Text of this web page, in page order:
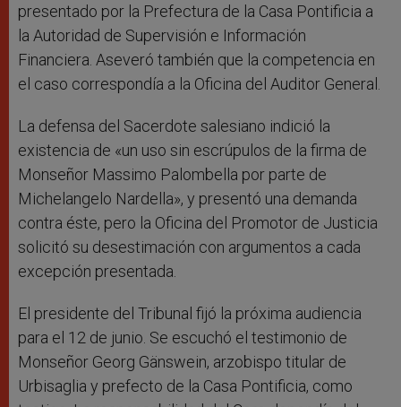
presentado por la Prefectura de la Casa Pontificia a
la Autoridad de Supervisión e Información
Financiera. Aseveró también que la competencia en
el caso correspondía a la Oficina del Auditor General.
La defensa del Sacerdote salesiano indició la
existencia de «un uso sin escrúpulos de la firma de
Monseñor Massimo Palombella por parte de
Michelangelo Nardella», y presentó una demanda
contra éste, pero la Oficina del Promotor de Justicia
solicitó su desestimación con argumentos a cada
excepción presentada.
El presidente del Tribunal fijó la próxima audiencia
para el 12 de junio. Se escuchó el testimonio de
Monseñor Georg Gänswein, arzobispo titular de
Urbisaglia y prefecto de la Casa Pontificia, como